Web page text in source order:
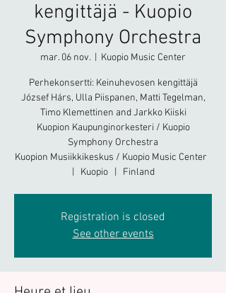
kengittäjä - Kuopio
Symphony Orchestra
mar. 06 nov. Kuopio Music Center
Perhekonsertti: Keinuhevosen kengittäjä
József Hárs, Ulla Piispanen, Matti Tegelman,
Timo Klemettinen and Jarkko Kiiski
Kuopion Kaupunginorkesteri / Kuopio
Symphony Orchestra
Kuopion Musiikkikeskus / Kuopio Music Center
| Kuopio | Finland
Registration is closed
See other events